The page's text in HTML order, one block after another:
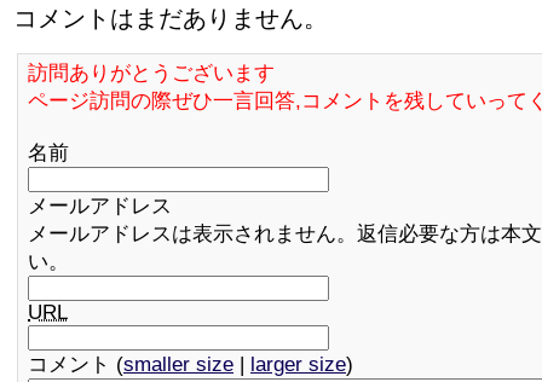
コメントはまだありません。
訪問ありがとうございます
ページ訪問の際ぜひ一言回答,コメントを残していって
名前
メールアドレス
メールアドレスは表示されません。返信必要な方は本
い。
URL
コメント (smaller size | larger size)